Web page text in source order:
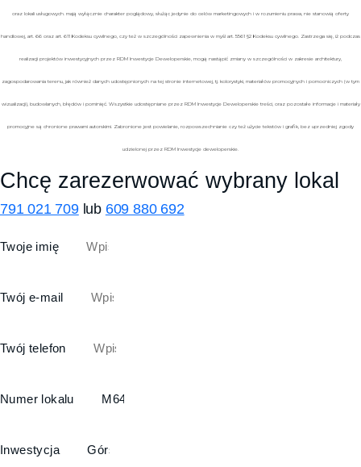
oraz lokali usługowych. mają wyłącznie charakter poglądowy, służąc jedynie do celów marketingowych i w rozumieniu prawa, nie stanowią oferty
handlowej, art. 66 oraz art. 611 Kodeksu cywilnego, czy też w szczególności zapewnienia w myśl art. 5561 §2 Kodeksu cywilnego. Zastrzega się, iż podczas
realizacji projektów inwestycyjnych przez RDM Inwestycje Deweloperskie, mogą nastąpić zmiany w szczególności w zakresie architektury,
zagospodarowania terenu, jak również danych udostępnionych na tej stronie internetowej, tj. kolorystyki, materiałów promocyjnych i pomocniczych (w tym
wizualizacji), budowlanych, błędów i pominięć. Wszystkie udostępniane przez RDM Inwestycje Deweloperskie treści, oraz pozostałe informacje i materiały
promocyjne są chronione prawami autorskimi. Zabronione jest powielanie, rozpowszechnianie czy też użycie tekstów i grafik, bez uprzedniej zgody
udzielonej przez RDM Inwestycje deweloperskie.
Chcę zarezerwować wybrany lokal
791 021 709lub 609 880 692
Twoje imię
Twój e-mail
Twój telefon
Numer lokalu
Inwestycja